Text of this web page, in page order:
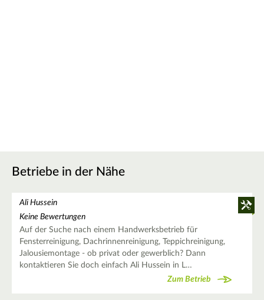
Betriebe in der Nähe
Ali Hussein
Keine Bewertungen
Auf der Suche nach einem Handwerksbetrieb für
Fensterreinigung, Dachrinnenreinigung, Teppichreinigung,
Jalousiemontage - ob privat oder gewerblich? Dann
kontaktieren Sie doch einfach Ali Hussein in L…
Zum Betrieb